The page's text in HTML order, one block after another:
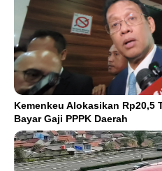
Kemenkeu Alokasikan
Bayar Gaji PPPK Daerah